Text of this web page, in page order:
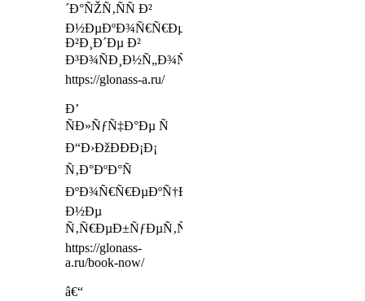
´Ð°ÑŽÑ‚ÑÑ Ð²
Ð½ÐµÐºÐ¾Ñ€Ñ€ÐµÐºÑ‚Ð¸Ñ€ÑƒÐµÐ¼Ð¾Ð¼
Ð²Ð¸Ð´Ðµ Ð²
Ð³Ð¾ÑÐ¸Ð½Ñ„Ð¾Ñ€Ð¼ÑÐ¸ÑÑ‚ÐµÐ¼Ñƒ
https://glonass-a.ru/
Ð’
ÑÐ»ÑƒÑ‡Ð°Ðµ Ñ
Ð“Ð›ÐžÐÐÐ¡Ð¡
Ñ‚Ð°ÐºÐ°Ñ
ÐºÐ¾Ñ€Ñ€ÐµÐºÑ†Ð¸Ñ
Ð½Ðµ
Ñ‚Ñ€ÐµÐ±ÑƒÐµÑ‚ÑÑ
https://glonass-
a.ru/book-now/
â€“